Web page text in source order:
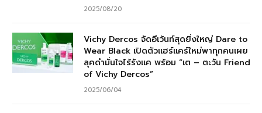
2025/08/20
Vichy Dercos จัดอีเว้นท์สุดยิ่งใหญ่ Dare to
Wear Black เปิดตัวแฮร์แคร์ใหม่พาทุกคนเผย
ลุคดำมั่นใจไร้รังแค พร้อม “เต – ตะวัน Friend
of Vichy Dercos”
2025/06/04